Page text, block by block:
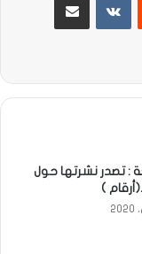
: تصدر نشرتها حول
)